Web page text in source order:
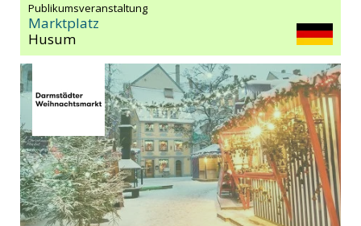
Publikumsveranstaltung
Marktplatz
Husum